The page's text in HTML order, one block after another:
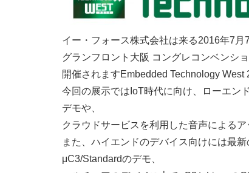
イー・フォース株式会社は来る2016年7月
グランフロント大阪 コングレコンベンシ
開催されますEmbedded Technology West
今回の展示ではIoT時代に向け、ローエン
デモや、
クラウドサービスを利用した音声による
また、ハイエンドのデバイス向けには最
μC3/Standardのデモ、